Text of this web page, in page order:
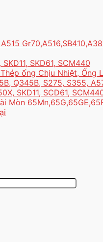
SKD61, SCM440
ống Chịu Nhiệt, Ống
Q345B, S275, S355,
SKD11, SCD61,
Mòn